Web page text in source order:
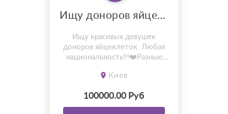
Ищу доноров яйцеклеток Разные страны
Ищу красивых девушек
доноров яйцеклеток. Любая
национальность!!!❤️Разные
Гонорары разные.
анализы от Вас. Пишите
Ватсапп, Вайбер
Киев
100000.00 Руб